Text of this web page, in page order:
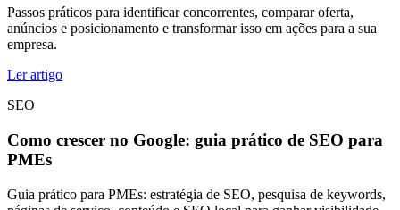
Passos práticos para identificar concorrentes, comparar oferta,
anúncios e posicionamento e transformar isso em ações para a sua
empresa.
Ler artigo
SEO
Como crescer no Google: guia prático de SEO para
PMEs
Guia prático para PMEs: estratégia de SEO, pesquisa de keywords,